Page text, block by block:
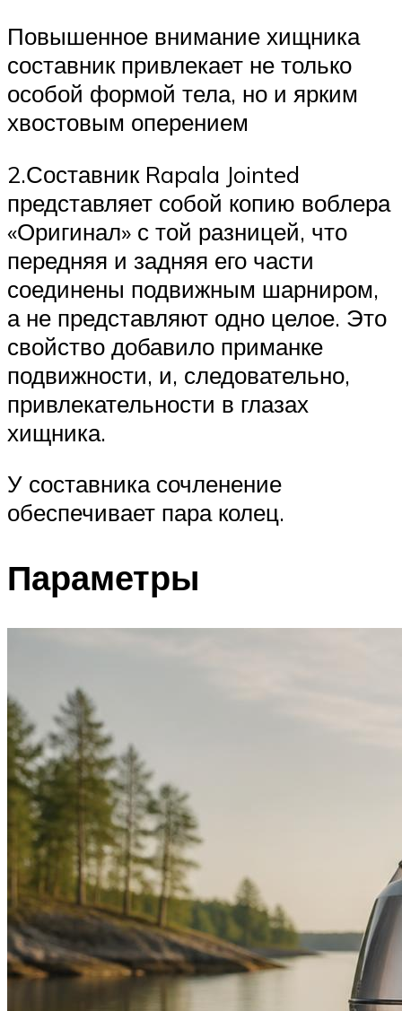
Повышенное внимание хищника
составник привлекает не только
особой формой тела, но и ярким
хвостовым оперением
2.Составник Rapala Jointed
представляет собой копию воблера
«Оригинал» с той разницей, что
передняя и задняя его части
соединены подвижным шарниром,
а не представляют одно целое. Это
свойство добавило приманке
подвижности, и, следовательно,
привлекательности в глазах
хищника.
У составника сочленение
обеспечивает пара колец.
Параметры